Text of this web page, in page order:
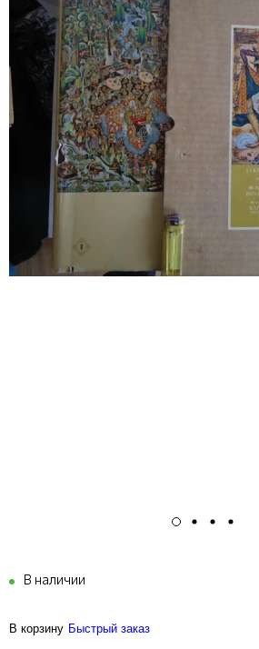
В наличии
В корзину Быстрый заказ